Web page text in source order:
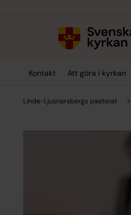
Kontakt Att göra i kyrkan
Linde-Ljusnarsbergs pastorat